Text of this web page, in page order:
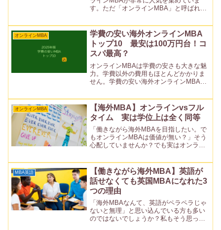
す。ただ「オンラインMBA」と呼ばれる
リッド（リモート＋対面）の二種類があ
ります。日本で海外MBAを目指す方にと
っては、極めて重要...
オンラインMBA
学費の安い海外オンラインMBA
トップ10 最安は100万円台！コ
スパ最高？
オンラインMBAは学費の安さも大きな魅
力。学費以外の費用もほとんどかかりま
せん。学費の安い海外オンラインMBAト
円。しかもオンラインでも学位はフルタ
イムと同等なので、圧倒的なコスパとい
えます。本記事では...
オンラインMBA
【海外MBA】オンラインvsフル
タイム 実は学位上は全く同等
「働きながら海外MBAを目指したい。で
もオンラインMBAは価値が無い？」そう
心配していませんか？でも実はオンライ
タイムと全く同じ。履歴書やLinkedInで
も「オンラインMBA」と書く必要はあり
ません。こ...
MBA英語
【働きながら海外MBA】英語が
話せなくても英国MBAになれた3
つの理由
「海外MBAなんて、英語がペラペラじゃ
ないと無理」と思い込んでいる方も多い
のではないでしょうか？私もそう思って